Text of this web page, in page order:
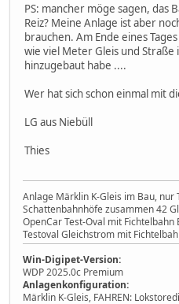
PS: mancher möge sagen, das
Reiz? Meine Anlage ist aber
brauchen. Am Ende eines
wie viel Meter Gleis und Straße
hinzugebaut habe ....
Wer hat sich schon einmal mit
LG aus Niebüll
Thies
Anlage Märklin K-Gleis im Bau,
Schattenbahnhöfe zusammen 42
OpenCar Test-Oval mit Fichtelbahn
Testoval Gleichstrom mit
Win-Digipet-Version:
WDP 2025.0c Premium
Anlagenkonfiguration:
Märklin K-Gleis, FAHREN: